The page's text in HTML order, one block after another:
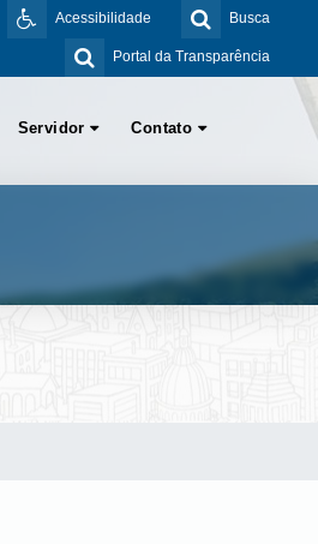
Busca
Acessibilidade
Portal da Transparência
Servidor Contato